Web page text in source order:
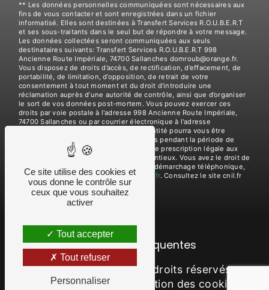
** Les données personnelles communiquées sont nécessaires aux
fins de vous contacter et sont enregistrées dans un fichier
informatisé. Elles sont destinées à Transfert Services R.O.U.B.E.R.T
et ses sous-traitants dans le seul but de répondre à votre message.
Les données collectées seront communiquées aux seuls
destinataires suivants: Transfert Services R.O.U.B.E.R.T 998
Ancienne Route Impériale, 74700 Sallanches domroub@orange.fr.
Vous disposez de droits d’accès, de rectification, d’effacement, de
portabilité, de limitation, d’opposition, de retrait de votre
consentement à tout moment et du droit d’introduire une
réclamation auprès d’une autorité de contrôle, ainsi que d’organiser
le sort de vos données post-mortem. Vous pouvez exercer ces
droits par voie postale à l'adresse 998 Ancienne Route Impériale,
74700 Sallanches ou par courrier électronique à l'adresse
domroub@orange.fr. Un justificatif d'identité pourra vous être
demandé. Nous conservons vos données pendant la période de
prise de contact puis pendant la durée de prescription légale aux
fins probatoires et de gestion des contentieux. Vous avez le droit de
vous inscrire sur la liste d'opposition au démarchage téléphonique,
disponible à cette adresse: Bloctel.gouv.fr. Consultez le site cnil.fr
pour plus d’informations sur vos droits.
Recherches fréquentes
©Vistalid- 2026 - Tous droits réservés -
Mentions légales
Gestion des cookies
Ce site utilise des cookies et
vous donne le contrôle sur
ceux que vous souhaitez
activer
Tout accepter
Tout refuser
Personnaliser